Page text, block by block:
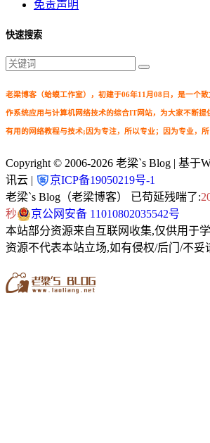
免责声明
快速搜索
老梁博客（蛤蟆工作室），初建于06年11月08日，是一个
作系统应用与计算机网络技术的综合IT网站，为大家不断提
有用的网络教程与技术;因为专注，所以专业；因为专业，所
Copyright © 2006-2026 老梁`s Blog | 基于
讯云 |
京ICP备19050219号-1
老梁`s Blog（老梁博客） 已苟延残喘了:
秒
京公网安备 11010802035542号
本站部分资源来自互联网收集,仅供用于
资源不代表本站立场,如有侵权/后门/不妥